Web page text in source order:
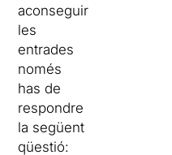
aconseguir
les
entrades
només
has de
respondre
la següent
qüestió: